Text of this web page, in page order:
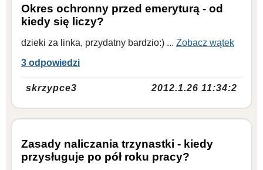
Okres ochronny przed emeryturą - od
kiedy się liczy?
dzieki za linka, przydatny bardzio:) ... Zobacz wątek
3 odpowiedzi
skrzypce3 2012.1.26 11:34:2
Zasady naliczania trzynastki - kiedy
przysługuje po pół roku pracy?